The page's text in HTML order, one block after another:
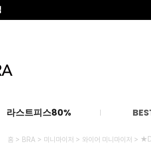
라스트피스80%
홈 > BRA > 미니마이저 > 와이어 미니마이저 >